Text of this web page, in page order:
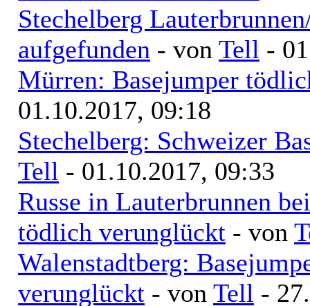
Stechelberg
aufgefunden - von Tell -
Mürren: Basejumper
01.10.2017, 09:18
Stechelberg: Schweizer
Tell - 01.10.2017, 09:33
Russe in Lauterbrunnen
tödlich verunglückt - von
Walenstadtberg:
verunglückt - von Tell -